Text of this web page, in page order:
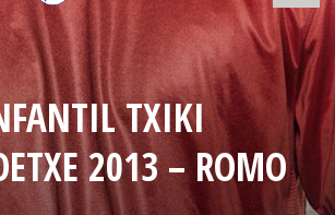
TXIKI
2013 – ROMO